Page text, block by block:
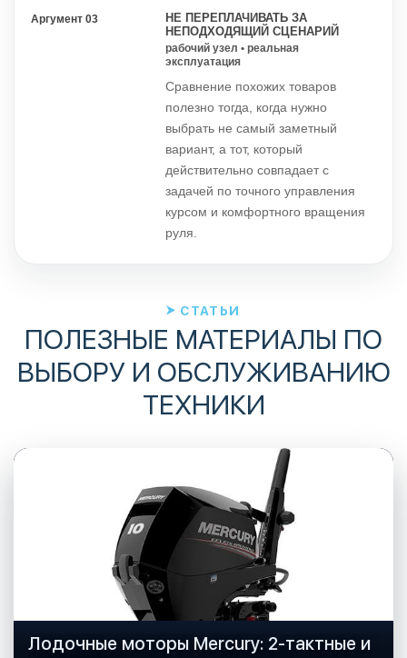
Аргумент 03
НЕ ПЕРЕПЛАЧИВАТЬ ЗА
НЕПОДХОДЯЩИЙ СЦЕНАРИЙ
рабочий узел • реальная
эксплуатация
Сравнение похожих товаров
полезно тогда, когда нужно
выбрать не самый заметный
вариант, а тот, который
действительно совпадает с
задачей по точного управления
курсом и комфортного вращения
руля.
СТАТЬИ
ПОЛЕЗНЫЕ МАТЕРИАЛЫ ПО
ВЫБОРУ И ОБСЛУЖИВАНИЮ
ТЕХНИКИ
Лодочные моторы Mercury: 2-тактные и